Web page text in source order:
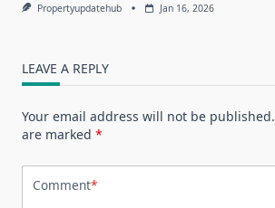
Propertyupdatehub Jan 16, 2026
LEAVE A REPLY
Your email address will not be published.
are marked *
Comment*